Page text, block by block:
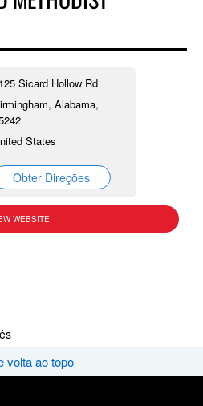
Sicard Hollow Rd
Alabama,
States
Obter Direções
WEBSITE
volta ao topo